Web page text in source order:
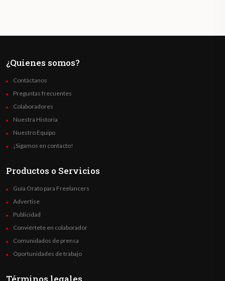
¿Quienes somos?
Contáctanos
Preguntas frecuentes
Colaboradores
Nuestra Historia
Nuestro Equipo
¡Sigamos en contacto!
Productos o Servicios
Guía Orato para Freelancers
Advertise
Publicidad
Conviértete en colaborador
Comunidados de prensa
Oportunidades de trabajo